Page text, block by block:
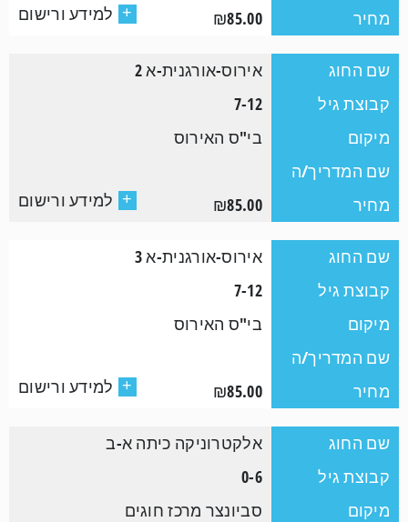
+ למידע ורישום ₪85.00 מחיר
+ למידע ורישום ₪85.00 מחיר
שם המדריך/ה
בי"ס האירוס מיקום
7-12 קבוצת גיל
אירוס-אורגנית-א 2 שם החוג
+ למידע ורישום ₪85.00 מחיר
שם המדריך/ה
בי"ס האירוס מיקום
7-12 קבוצת גיל
אירוס-אורגנית-א 3 שם החוג
סביונצר מרכז חוגים מיקום
0-6 קבוצת גיל
אלקטרוניקה כיתה א-ב שם החוג